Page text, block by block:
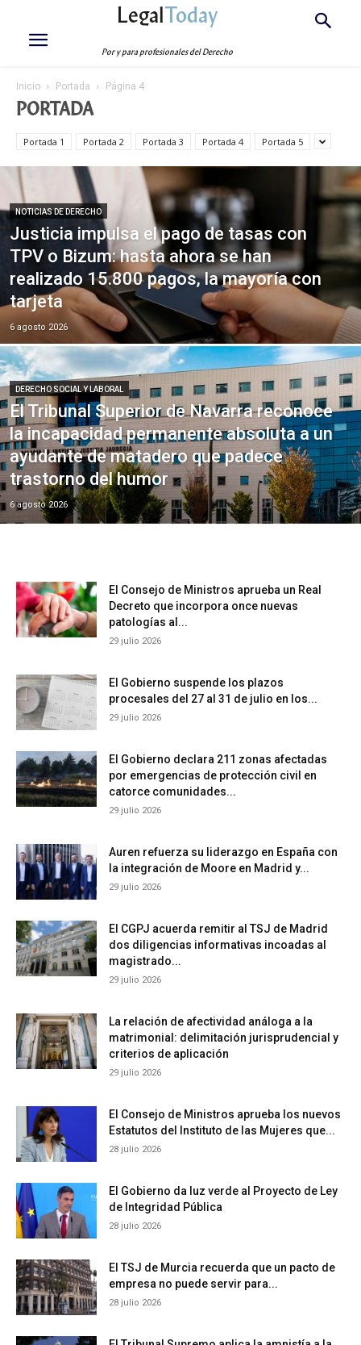
LegalToday
Por y para profesionales del Derecho
Inicio Portada Página 4
PORTADA
Portada 1 Portada 2 Portada 3 Portada 4 Portada 5
NOTICIAS DE DERECHO
Justicia impulsa el pago de tasas con
TPV o Bizum: hasta ahora se han
realizado 15.800 pagos, la mayoría con
tarjeta
6 agosto 2026
DERECHO SOCIAL Y LABORAL
El Tribunal Superior de Navarra reconoce
la incapacidad permanente absoluta a un
ayudante de matadero que padece
trastorno del humor
6 agosto 2026
El Consejo de Ministros aprueba un Real
Decreto que incorpora once nuevas
patologías al...
29 julio 2026
El Gobierno suspende los plazos
procesales del 27 al 31 de julio en los...
29 julio 2026
El Gobierno declara 211 zonas afectadas
por emergencias de protección civil en
catorce comunidades...
29 julio 2026
Auren refuerza su liderazgo en España con
la integración de Moore en Madrid y...
29 julio 2026
El CGPJ acuerda remitir al TSJ de Madrid
dos diligencias informativas incoadas al
magistrado...
29 julio 2026
La relación de afectividad análoga a la
matrimonial: delimitación jurisprudencial y
criterios de aplicación
29 julio 2026
El Consejo de Ministros aprueba los nuevos
Estatutos del Instituto de las Mujeres que...
28 julio 2026
El Gobierno da luz verde al Proyecto de Ley
de Integridad Pública
28 julio 2026
El TSJ de Murcia recuerda que un pacto de
empresa no puede servir para...
28 julio 2026